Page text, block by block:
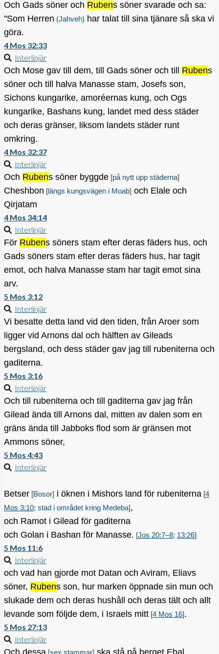
Och Gads söner och Rubens söner svarade och sa:
"Som Herren (Jahveh) har talat till sina tjänare så ska vi
göra.
4 Mos 32:33
Interlinjär
Och Mose gav till dem, till Gads söner och till Rubens
söner och till halva Manasse stam, Josefs son,
Sichons kungarike, amoréernas kung, och Ogs
kungarike, Bashans kung, landet med dess städer
och deras gränser, liksom landets städer runt
omkring.
4 Mos 32:37
Interlinjär
Och Rubens söner byggde [på nytt upp städerna]
Cheshbon [längs kungsvägen i Moab] och Elale och
Qirjatam
4 Mos 34:14
Interlinjär
För Rubens söners stam efter deras fäders hus, och
Gads söners stam efter deras fäders hus, har tagit
emot, och halva Manasse stam har tagit emot sina
arv.
5 Mos 3:12
Interlinjär
Vi besatte detta land vid den tiden, från Aroer som
ligger vid Arnons dal och hälften av Gileads
bergsland, och dess städer gav jag till rubeniterna och
gaditerna.
5 Mos 3:16
Interlinjär
Och till rubeniterna och till gaditerna gav jag från
Gilead ända till Arnons dal, mitten av dalen som en
gräns ända till Jabboks flod som är gränsen mot
Ammons söner,
5 Mos 4:43
Interlinjär
Betser [Bosor] i öknen i Mishors land för rubeniterna [4
Mos 3:10; stad i området kring Medeba],
och Ramot i Gilead för gaditerna
och Golan i Bashan för Manasse. [Jos 20:7–8; 13:26]
5 Mos 11:6
Interlinjär
och vad han gjorde mot Datan och Aviram, Eliavs
söner, Rubens son, hur marken öppnade sin mun och
slukade dem och deras hushåll och deras tält och allt
levande som följde dem, i Israels mitt [4 Mos 16].
5 Mos 27:13
Interlinjär